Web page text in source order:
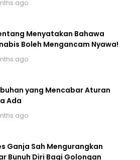
ago
Menyatakan Bahawa
Boleh Mengancam Nyawa!
ago
yang Mencabar Aturan
Ada
ago
Ganja Sah Mengurangkan
Bunuh Diri Bagi Golongan